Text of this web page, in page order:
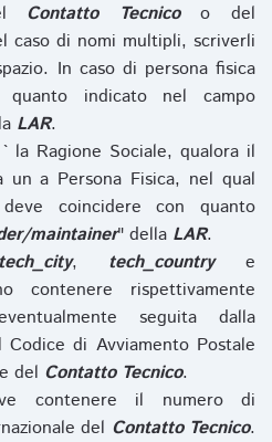
Contatto Tecnicoo del
caso di nomi multipli, scriverli
In caso di persona fisica
quanto indicato nel campo
LAR.
la Ragione Sociale, qualora il
a Persona Fisica, nel qual
coincidere con quanto
maintainer" della LAR.
tech_city, tech_countrye
contenere rispettivamente
seguita dalla
di Avviamento Postale
del Contatto Tecnico.
contenere il numero di
del Contatto Tecnico.